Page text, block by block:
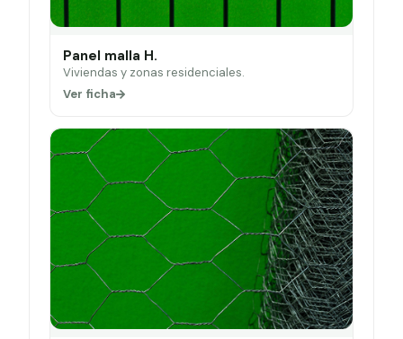
Panel malla H.
Viviendas y zonas residenciales.
Ver ficha